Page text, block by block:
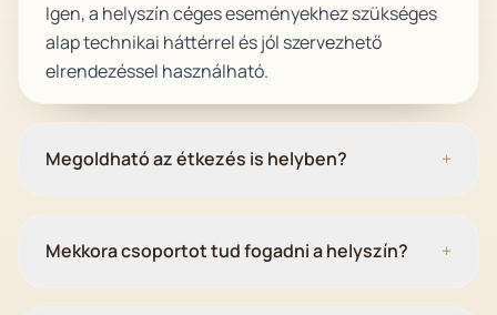
Igen, a helyszín céges eseményekhez szükséges
alap technikai háttérrel és jól szervezhető
elrendezéssel használható.
Megoldható az étkezés is helyben? +
Mekkora csoportot tud fogadni a helyszín? +